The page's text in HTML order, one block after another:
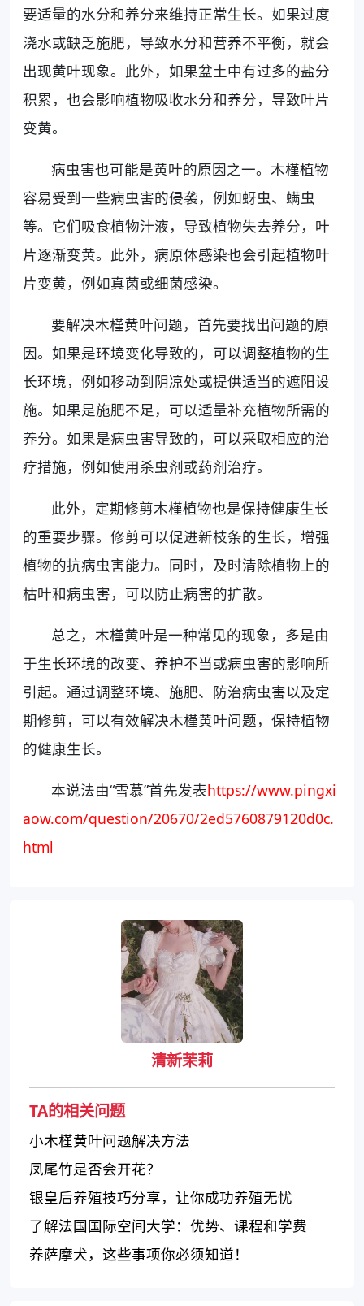
要适量的水分和养分来维持正常生长。如果过度
浇水或缺乏施肥，导致水分和营养不平衡，就会
出现黄叶现象。此外，如果盆土中有过多的盐分
积累，也会影响植物吸收水分和养分，导致叶片
变黄。
病虫害也可能是黄叶的原因之一。木槿植物
容易受到一些病虫害的侵袭，例如蚜虫、螨虫
等。它们吸食植物汁液，导致植物失去养分，叶
片逐渐变黄。此外，病原体感染也会引起植物叶
片变黄，例如真菌或细菌感染。
要解决木槿黄叶问题，首先要找出问题的原
因。如果是环境变化导致的，可以调整植物的生
长环境，例如移动到阴凉处或提供适当的遮阳设
施。如果是施肥不足，可以适量补充植物所需的
养分。如果是病虫害导致的，可以采取相应的治
疗措施，例如使用杀虫剂或药剂治疗。
此外，定期修剪木槿植物也是保持健康生长
的重要步骤。修剪可以促进新枝条的生长，增强
植物的抗病虫害能力。同时，及时清除植物上的
枯叶和病虫害，可以防止病害的扩散。
总之，木槿黄叶是一种常见的现象，多是由
于生长环境的改变、养护不当或病虫害的影响所
引起。通过调整环境、施肥、防治病虫害以及定
期修剪，可以有效解决木槿黄叶问题，保持植物
的健康生长。
本说法由“雪慕”首先发表https://www.pingxi
aow.com/question/20670/2ed5760879120d0c.
html
清新茉莉
TA的相关问题
小木槿黄叶问题解决方法
凤尾竹是否会开花？
银皇后养殖技巧分享，让你成功养殖无忧
了解法国国际空间大学：优势、课程和学费
养萨摩犬，这些事项你必须知道！